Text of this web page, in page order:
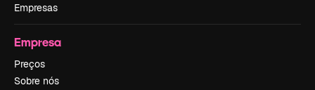
Empresas
Empresa
Preços
Sobre nós